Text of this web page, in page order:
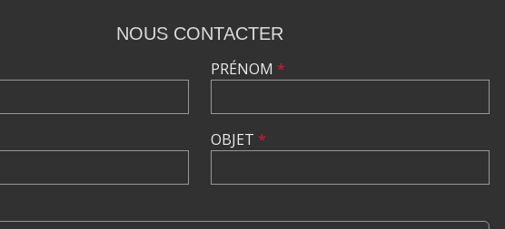
NOUS CONTACTER
PRÉNOM *
OBJET *